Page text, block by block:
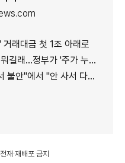
래대금 첫 1조 아래로
가 '주가 누르기'에 칼 빼든 이유
사서 다행"으로…증시 덮친 '조모'
재·재배포 금지